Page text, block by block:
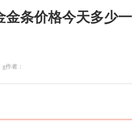
条价格今天多少
g作者：